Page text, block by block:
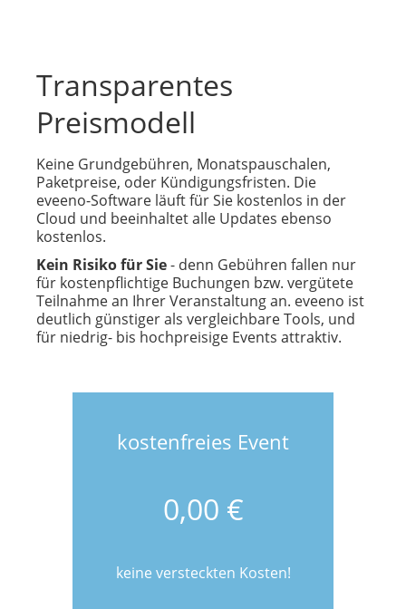
Transparentes
Preismodell
Keine Grundgebühren, Monatspauschalen,
Paketpreise, oder Kündigungsfristen. Die
eveeno-Software läuft für Sie kostenlos in der
Cloud und beeinhaltet alle Updates ebenso
kostenlos.
Kein Risiko für Sie- denn Gebühren fallen nur
für kostenpflichtige Buchungen bzw. vergütete
Teilnahme an Ihrer Veranstaltung an. eveeno ist
deutlich günstiger als vergleichbare Tools, und
für niedrig- bis hochpreisige Events attraktiv.
kostenfreies Event
0,00 €
keine versteckten Kosten!